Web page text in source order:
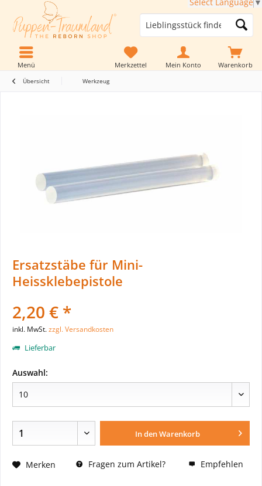
Warenkorb
Merkzettel Mein Konto
Menü
Übersicht Werkzeug
Ersatzstäbe für Mini-
Heissklebepistole
2,20 € *
inkl. MwSt.zzgl. Versandkosten
Lieferbar
Auswahl:
In denWarenkorb
Merken Fragen zum Artikel? Empfehlen